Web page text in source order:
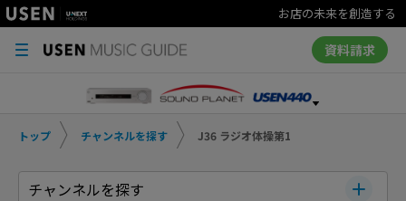
お店の未来を創造する
資料請求
トップ チャンネルを探す J36 ラジオ体操第1
チャンネルを探す